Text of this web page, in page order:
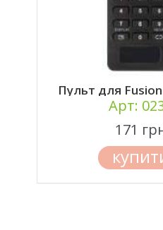
Пульт для Vinga
Арт:
171